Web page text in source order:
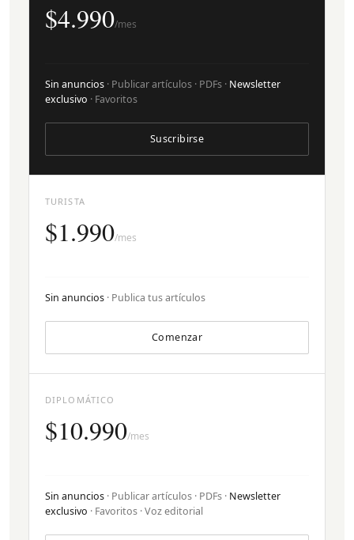
TURISTA
$1.990/mes
Sin anuncios · Publica tus artículos
Comenzar
$4.990/mes
Sin anuncios · Publicar artículos · PDFs · Newsletter
exclusivo · Favoritos
Suscribirse
DIPLOMÁTICO
$10.990/mes
Sin anuncios · Publicar artículos · PDFs · Newsletter
exclusivo · Favoritos · Voz editorial